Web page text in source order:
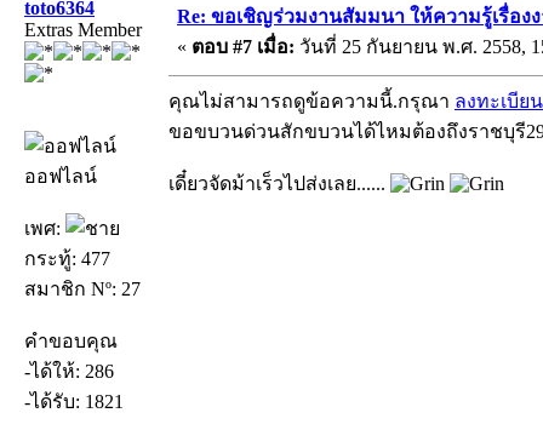
toto6364
Extras Member
ออฟไลน์
เพศ:
กระทู้: 477
สมาชิก Nº: 27
คำขอบคุณ
-ได้ให้: 286
-ได้รับ: 1821
Re: ขอเชิญร่วมงานสัมมนา ให้ความรู้เรื่อง
« ตอบ #7 เมื่อ: วันที่ 25 กันยายน พ.ศ. 2558,
คุณไม่สามารถดูข้อความนี้.กรุณา ลงทะเบียน
ขอขบวนด่วนสักขบวนได้ไหมต้องถึงราชบุรี
เดี๋ยวจัดม้าเร็วไปส่งเลย......